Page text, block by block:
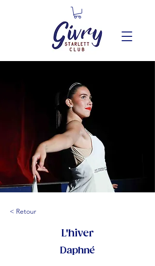
< Retour
L'hiver
Daphné